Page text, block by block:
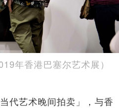
年香港巴塞尔艺术展）
代艺术晚间拍卖」，与香